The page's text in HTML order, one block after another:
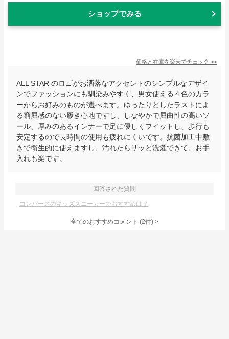
ショップでみる
価格と在庫を楽天でチェック >>
ALL STAR のロゴがお洒落なアクセントのシンプルなデザイ
ンでファッションにも馴染みやすく、男女使える４色のカラ
ーからお好みのものが選べます。ゆったりとしたラストによ
る窮屈感のない履き心地ですし、しなやかで屈曲性の高いソ
ール、厚みのあるインナーで足に優しくフイットし、歩行も
安定するので長時間の使用も疲れにくいです。抗菌加工中敷
きで衛生的に使えますし、汚れたらサッと洗濯できて、お手
入れも楽です。
回答された質問
コンバースのキッズスニーカーでおすすめは？
全てのおすすめコメント (2件) >